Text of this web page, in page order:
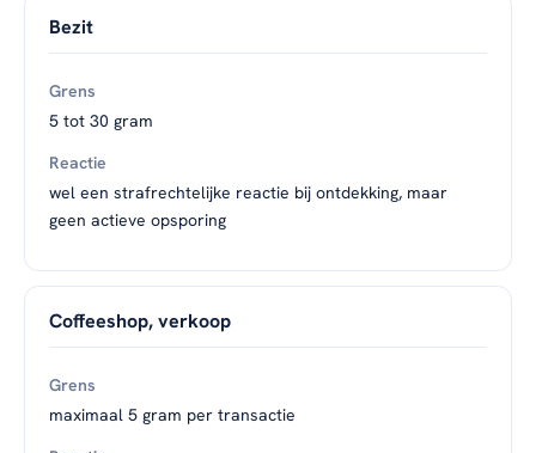
Bezit
5 tot 30 gram
wel een strafrechtelijke reactie bij ontdekking, maar
geen actieve opsporing
Coffeeshop, verkoop
maximaal 5 gram per transactie